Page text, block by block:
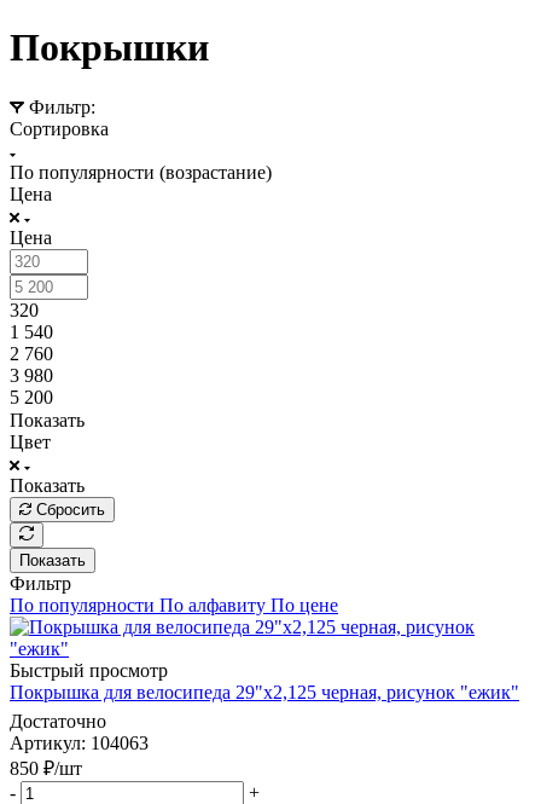
Покрышки
Фильтр:
Сортировка
По популярности (возрастание)
Цена
Цена
320
1 540
2 760
3 980
5 200
Показать
Цвет
Показать
Сбросить
Показать
Фильтр
По популярности По алфавиту По цене
Быстрый просмотр
Покрышка для велосипеда 29"x2,125 черная, рисунок "ежик"
Достаточно
Артикул: 104063
850 ₽/шт
-
+